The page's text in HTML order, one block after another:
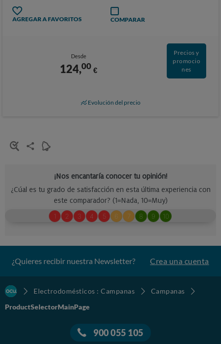
AGREGAR A FAVORITOS COMPARAR
Desde
124,00 €
Precios y
promocio
nes
Evolución del precio
¿Quieres recibir nuestra Newsletter? Crea una cuenta
Electrodomésticos : Campanas
Campanas
ProductSelectorMainPage
900 055 105